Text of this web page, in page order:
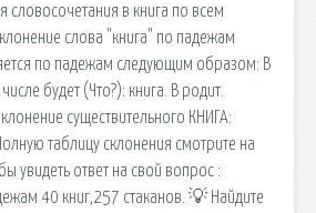
словосочетания в книга по всем
слова "книга" по падежам
по падежам следующим образом: В
будет (Что?): книга. В родит.
существительного КНИГА:
таблицу склонения смотрите на
увидеть ответ на свой вопрос ️:
40 книг,257 стаканов. 💡 Найдите